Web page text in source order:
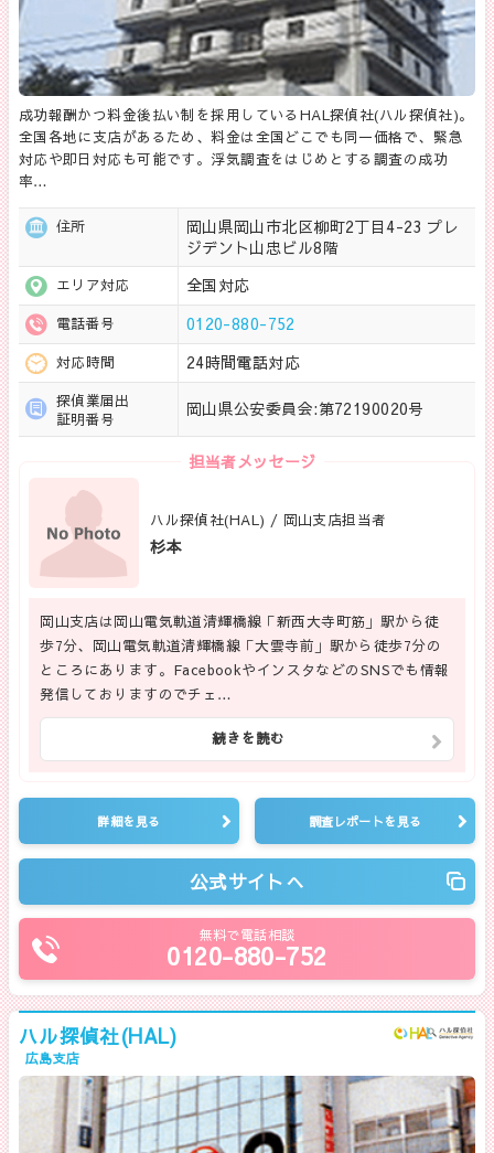
成功報酬かつ料金後払い制を採用しているHAL探偵社(ハル探偵社)。
全国各地に支店があるため、料金は全国どこでも同一価格で、緊急
対応や即日対応も可能です。浮気調査をはじめとする調査の成功
率…
住所
岡山県岡山市北区柳町2丁目4-23 プレ
ジデント山忠ビル8階
エリア対応 全国対応
電話番号 0120-880-752
対応時間 24時間電話対応
探偵業届出
証明番号
岡山県公安委員会:第72190020号
担当者メッセージ
ハル探偵社(HAL) / 岡山支店担当者
杉本
岡山支店は岡山電気軌道清輝橋線「新西大寺町筋」駅から徒
歩7分、岡山電気軌道清輝橋線「大雲寺前」駅から徒歩7分の
ところにあります。FacebookやインスタなどのSNSでも情報
発信しておりますのでチェ…
続きを読む
詳細を見る 調査レポートを見る
公式サイトへ
無料で電話相談
0120-880-752
ハル探偵社(HAL)
広島支店